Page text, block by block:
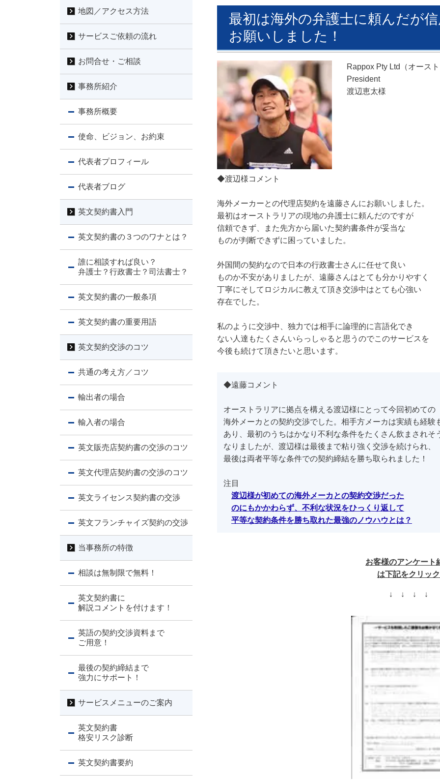
最初は海外の弁護士に頼んだが
お願いしました！
Rappox Pty Ltd（オー
President
渡辺恵太様
◆渡辺様コメント
海外メーカーとの代理店契約を遠藤さんにお願いしました。
最初はオーストラリアの現地の弁護士に頼んだのですが
信頼できず、また先方から届いた契約書条件が妥当な
ものが判断できずに困っていました。
外国間の契約なので日本の行政書士さんに任せて良い
ものか不安がありましたが、遠藤さんはとても分かりやすく
丁寧にそしてロジカルに教えて頂き交渉中はとても心強い
存在でした。
私のように交渉中、独力では相手に論理的に言語化でき
ない人達もたくさんいらっしゃると思うのでこのサービスを
今後も続けて頂きたいと思います。
◆遠藤コメント
オーストラリアに拠点を構える渡辺様にとって今回初めての
海外メーカとの契約交渉でした。相手方メーカは実績も経験
あり、最初のうちはかなり不利な条件をたくさん飲まされそ
なりましたが、渡辺様は最後まで粘り強く交渉を続けられ、
最後は両者平等な条件での契約締結を勝ち取られました！
注目
渡辺様が初めての海外メーカとの契約交渉だった
のにもかかわらず、不利な状況をひっくり返して
平等な契約条件を勝ち取れた最強のノウハウとは？
お客様のアンケート
は下記をクリック
↓ ↓ ↓ ↓
地図／アクセス方法
サービスご依頼の流れ
お問合せ・ご相談
事務所紹介
事務所概要
使命、ビジョン、お約束
代表者プロフィール
代表者ブログ
英文契約書入門
英文契約書の３つのワナとは？
誰に相談すれば良い？
弁護士？行政書士？司法書士？
英文契約書の一般条項
英文契約書の重要用語
英文契約交渉のコツ
共通の考え方／コツ
輸出者の場合
輸入者の場合
英文販売店契約書の交渉のコツ
英文代理店契約書の交渉のコツ
英文ライセンス契約書の交渉
英文フランチャイズ契約の交渉
当事務所の特徴
相談は無制限で無料！
英文契約書に
解説コメントを付けます！
英語の契約交渉資料まで
ご用意！
最後の契約締結まで
強力にサポート！
サービスメニューのご案内
英文契約書
格安リスク診断
英文契約書要約